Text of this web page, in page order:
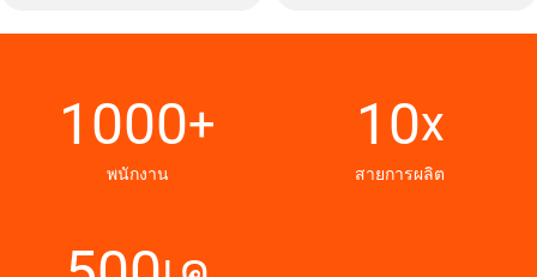
1000+
พนักงาน
10x
สายการผลิต